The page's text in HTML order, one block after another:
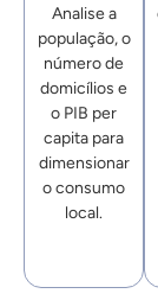
Analise a
população, o
número de
domicílios e
o PIB per
capita para
dimensionar
o consumo
local.